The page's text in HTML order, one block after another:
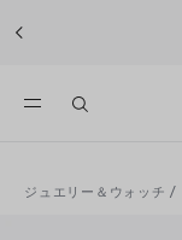
ジュエリー＆ウォッチ /